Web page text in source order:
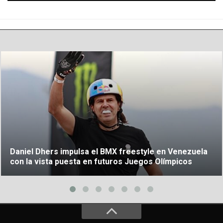
Daniel Dhers impulsa el BMX freestyle en Venezuela
con la vista puesta en futuros Juegos Olímpicos